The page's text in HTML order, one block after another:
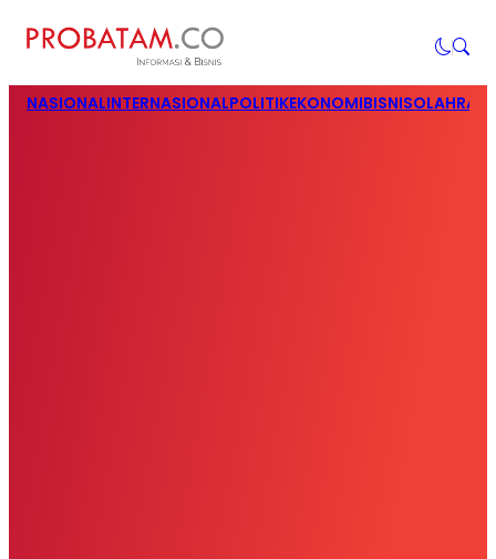
NASIONALINTERNASIONALPOLITIKEKONOMIBISNIS